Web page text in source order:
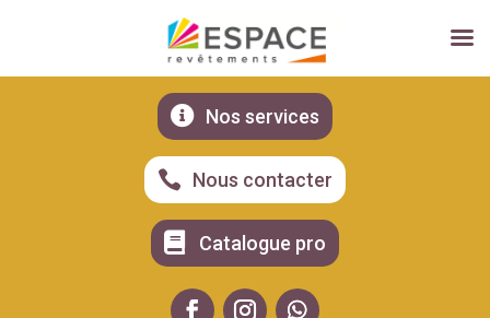
 Nos services
 Nous contacter
 Catalogue pro